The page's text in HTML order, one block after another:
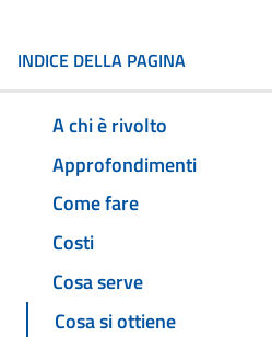
INDICE DELLA PAGINA
A chi è rivolto
Approfondimenti
Come fare
Costi
Cosa serve
Cosa si ottiene